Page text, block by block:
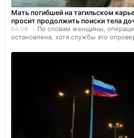
Мать погибшей на тагильском
просит продолжить поиски тела
04.08
По словам женщины,
остановлена, хотя службы это